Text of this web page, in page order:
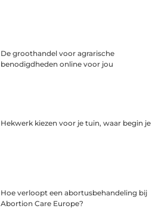
De groothandel voor agrarische
benodigdheden online voor jou
Hekwerk kiezen voor je tuin, waar begin je
Hoe verloopt een abortusbehandeling bij
Abortion Care Europe?